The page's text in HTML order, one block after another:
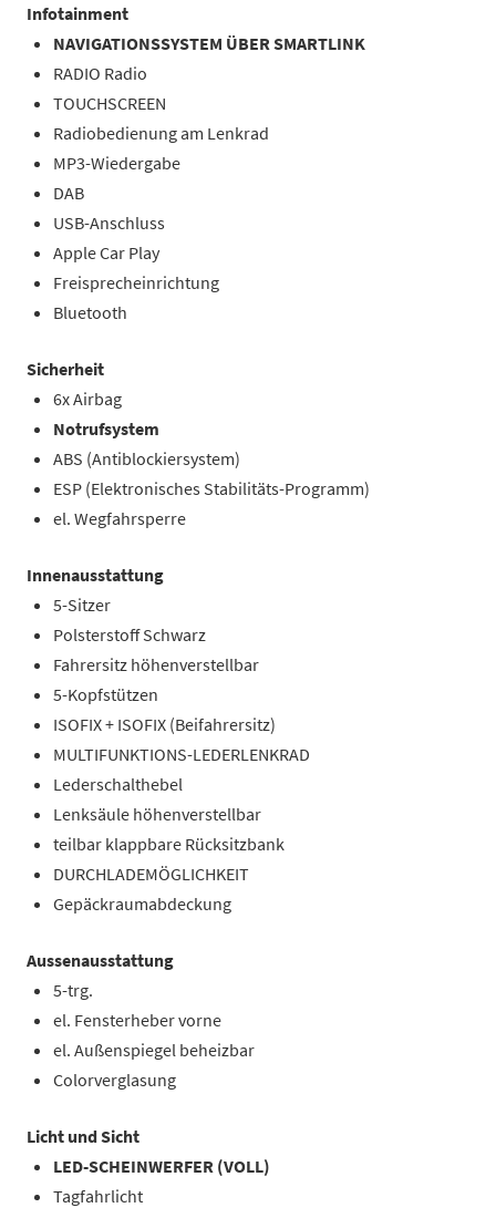
Infotainment
NAVIGATIONSSYSTEM ÜBER SMARTLINK
RADIO Radio
TOUCHSCREEN
Radiobedienung am Lenkrad
MP3-Wiedergabe
DAB
USB-Anschluss
Apple Car Play
Freisprecheinrichtung
Bluetooth
Sicherheit
6x Airbag
Notrufsystem
ABS (Antiblockiersystem)
ESP (Elektronisches Stabilitäts-Programm)
el. Wegfahrsperre
Innenausstattung
5-Sitzer
Polsterstoff Schwarz
Fahrersitz höhenverstellbar
5-Kopfstützen
ISOFIX + ISOFIX (Beifahrersitz)
MULTIFUNKTIONS-LEDERLENKRAD
Lederschalthebel
Lenksäule höhenverstellbar
teilbar klappbare Rücksitzbank
DURCHLADEMÖGLICHKEIT
Gepäckraumabdeckung
Aussenausstattung
5-trg.
el. Fensterheber vorne
el. Außenspiegel beheizbar
Colorverglasung
Licht und Sicht
LED-SCHEINWERFER (VOLL)
Tagfahrlicht